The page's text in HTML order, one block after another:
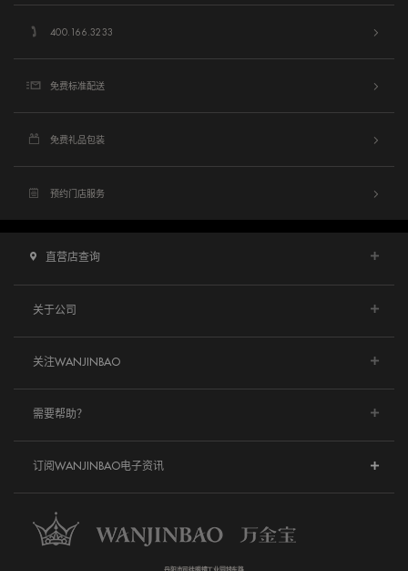
400.166.3233
免费标准配送
免费礼品包装
预约门店服务
直营店查询
关于公司
关注WANJINBAO
需要帮助？
订阅WANJINBAO电子资讯